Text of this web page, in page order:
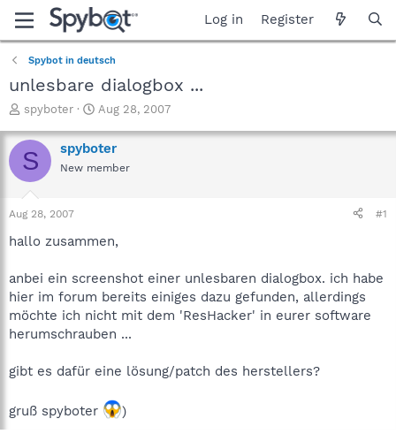
Log in Register
Spybot in deutsch
unlesbare dialogbox ...
T
r
e
a
t
a
e
r
spyboter
S
a
r
t
e
Aug 28, 2007
S spyboter
New member
Aug 28, 2007 #1
hallo zusammen,
anbei ein screenshot einer unlesbaren dialogbox. ich habe
hier im forum bereits einiges dazu gefunden, allerdings
möchte ich nicht mit dem 'ResHacker' in eurer software
herumschrauben ...
gibt es dafür eine lösung/patch des herstellers?
gruß spyboter )